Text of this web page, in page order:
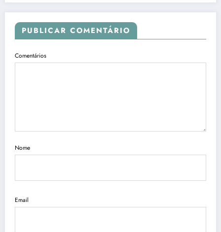
PUBLICAR COMENTÁRIO
Comentários
Nome
Email